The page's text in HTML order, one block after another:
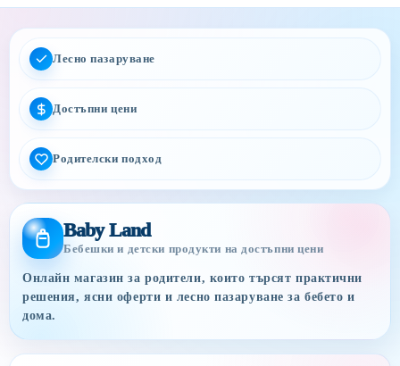
Лесно пазаруване
Достъпни цени
Родителски подход
Baby Land
Бебешки и детски продукти на достъпни цени
Онлайн магазин за родители, които търсят практични
решения, ясни оферти и лесно пазаруване за бебето и
дома.